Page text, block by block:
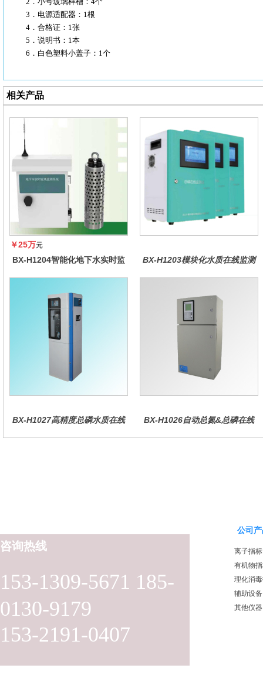
3．电源适配器：1根
4．合格证：1张
5．说明书：1本
6．白色塑料小盖子：1个
相关产品
￥25万元
BX-H1204智能化地下水实时监
BX-H1203模块化水质在线监测
BX-H1027高精度总磷水质在线
BX-H1026自动总氮&总磷在线
153-1309-5671 185-
0130-9179
153-2191-0407
咨询热线
公司
离子指标
有机物
理化消
辅助设备
其他仪器